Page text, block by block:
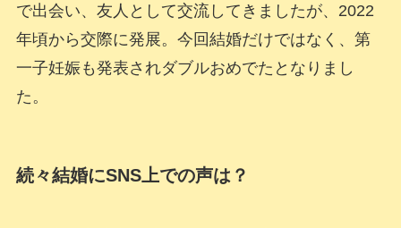
で出会い、友人として交流してきましたが、2022
年頃から交際に発展。今回結婚だけではなく、第
一子妊娠も発表されダブルおめでたとなりまし
た。
続々結婚にSNS上での声は？